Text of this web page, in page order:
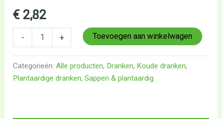
€ 2,82
- + Toevoegen aan winkelwagen
Categorieën:Alle producten, Dranken, Koude dranken,
Plantaardige dranken,Sappen & plantaardig